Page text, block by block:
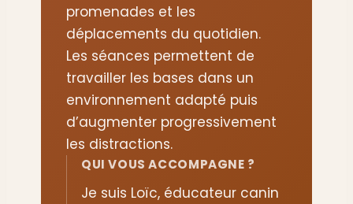
promenades et les
déplacements du quotidien.
Les séances permettent de
travailler les bases dans un
environnement adapté puis
d’augmenter progressivement
les distractions.
QUI VOUS ACCOMPAGNE ?
Je suis Loïc, éducateur canin